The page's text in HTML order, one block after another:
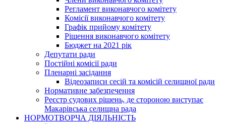
Регламент виконавчого комітету
Комісії виконавчого комітету
Графік прийому комітету
Рішення виконавчого комітету
Бюджет на 2021 рік
Депутати ради
Постійні комісії ради
Пленарні засідання
Відеозаписи сесій та комісій селищної ради
Нормативне забезпечення
Реєстр судових рішень, де стороною виступає
Макарівська селищна рада
НОРМОТВОРЧА ДІЯЛЬНІСТЬ